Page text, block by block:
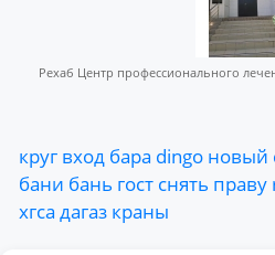
Рехаб Центр профессионального
круг вход бара dingo новый
бани бань гост снять праву
хгса дагаз краны